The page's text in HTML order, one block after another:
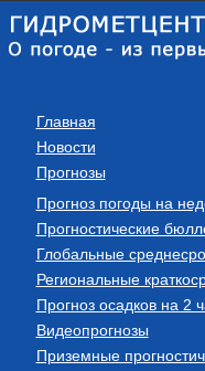
Главная
Новости
Прогнозы
Прогноз погоды на
Прогностические
Глобальные
Региональные
Прогноз осадков на 2
Видеопрогнозы
Приземные